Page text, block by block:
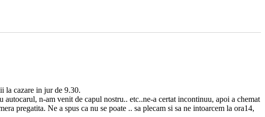
la cazare in jur de 9.30.
n-am venit de capul nostru.. etc..ne-a certat incontinuu, apoi a chemat
pregatita. Ne a spus ca nu se poate .. sa plecam si sa ne intoarcem la ora14,